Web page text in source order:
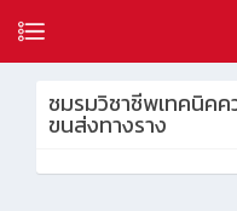
ชมรมวิชาชีพเทคนิค
ขนส่งทางราง